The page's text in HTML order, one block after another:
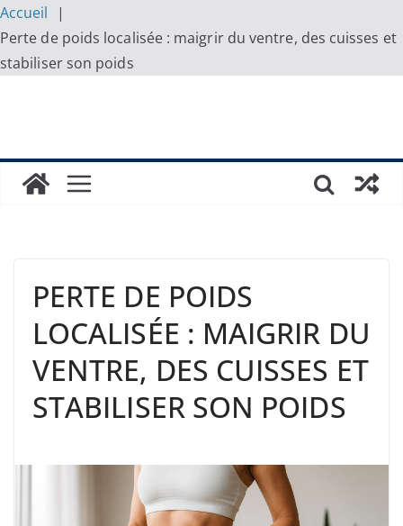
Accueil
Perte de poids localisée : maigrir du ventre, des cuisses et
stabiliser son poids
PERTE DE POIDS
LOCALISÉE : MAIGRIR DU
VENTRE, DES CUISSES ET
STABILISER SON POIDS